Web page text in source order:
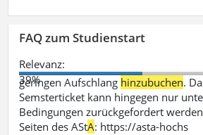
FAQ zum Studienstart
Relevanz:
39%
geringen Aufschlang hinzubuchen.
Semsterticket kann hingegen nur
Bedingungen zurückgefordert
Seiten des AStA: https://asta-hochs